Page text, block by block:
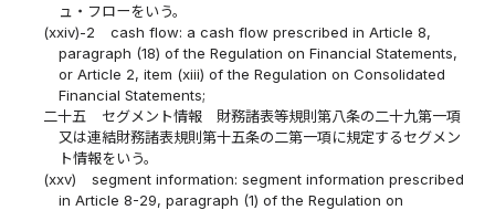
ュ・フローをいう。
(xxiv)-2
cash flow: a cash flow prescribed in Article 8,
paragraph (18) of the Regulation on Financial Statements,
or Article 2, item (xiii) of the Regulation on Consolidated
Financial Statements;
二十五
セグメント情報 財務諸表等規則第八条の二十九第一項
又は連結財務諸表規則第十五条の二第一項に規定するセグメン
ト情報をいう。
(xxv)
segment information: segment information prescribed
in Article 8-29, paragraph (1) of the Regulation on